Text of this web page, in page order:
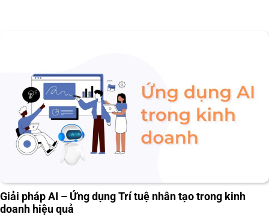
Giải pháp AI – Ứng dụng Trí tuệ nhân tạo trong kinh
doanh hiệu quả